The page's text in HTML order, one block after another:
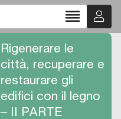
reorder
Rigenerare le
città, recuperare e
restaurare gli
edifici con il legno
– II PARTE